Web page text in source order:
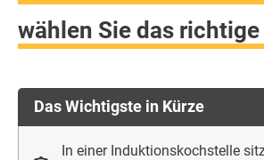
wählen Sie das
Das Wichtigste in Kürze
In einer Induktionskochstelle